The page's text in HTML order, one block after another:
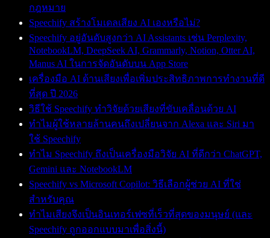
กฎหมาย
Speechify สร้างโมเดลเสียง AI เองหรือไม่?
Speechify อยู่อันดับสูงกว่า AI Assistants เช่น Perplexity,
NotebookLM, DeepSeek AI, Grammarly, Notion, Otter AI,
Manus AI ในการจัดอันดับบน App Store
เครื่องมือ AI ด้านเสียงเพื่อเพิ่มประสิทธิภาพการทำงานที่ดี
ที่สุด ปี 2026
วิธีใช้ Speechify ทำวิจัยด้วยเสียงที่ขับเคลื่อนด้วย AI
ทำไมผู้ใช้หลายล้านคนถึงเปลี่ยนจาก Alexa และ Siri มา
ใช้ Speechify
ทำไม Speechify ถึงเป็นเครื่องมือวิจัย AI ที่ดีกว่า ChatGPT,
Gemini และ NotebookLM
Speechify vs Microsoft Copilot: วิธีเลือกผู้ช่วย AI ที่ใช่
สำหรับคุณ
ทำไมเสียงจึงเป็นอินเทอร์เฟซที่เร็วที่สุดของมนุษย์ (และ
Speechify ถูกออกแบบมาเพื่อสิ่งนี้)